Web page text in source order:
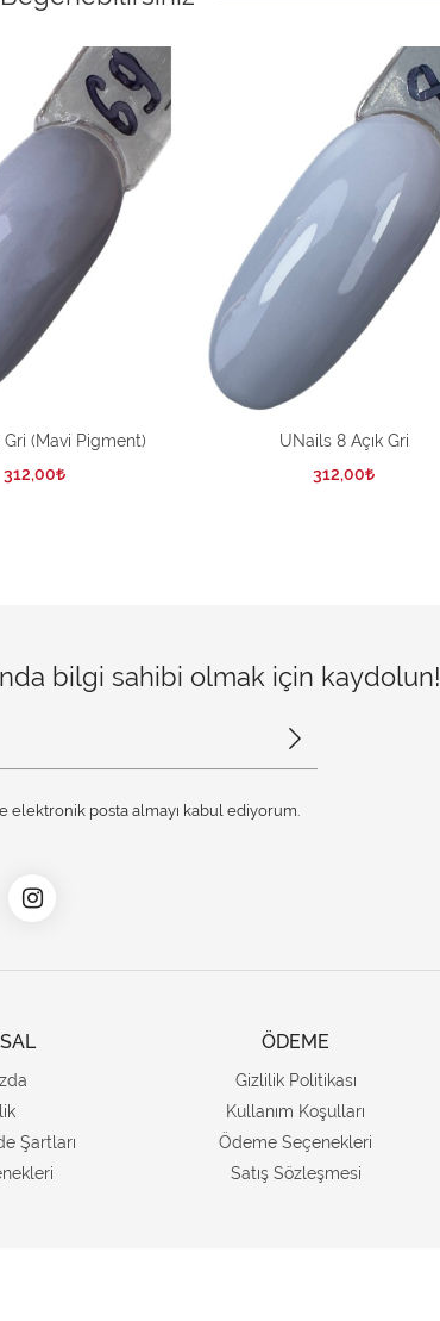
(Mavi Pigment)
312,00
UNails 8 Açık Gri
312,00
bilgi sahibi olmak için kaydolun!
elektronik posta almayı kabul ediyorum.
Şartları
ÖDEME
Gizlilik Politikası
Kullanım Koşulları
Ödeme Seçenekleri
Satış Sözleşmesi